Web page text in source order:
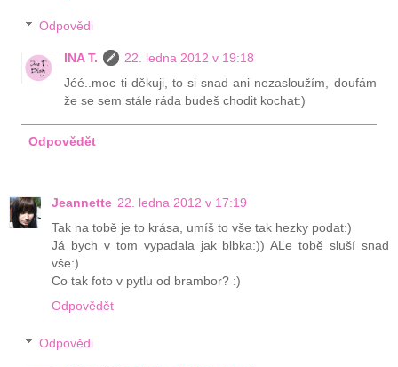
Odpovědi
INA T.
22. ledna 2012 v 19:18
Jéé..moc ti děkuji, to si snad ani nezasloužím, doufám
že se sem stále ráda budeš chodit kochat:)
Odpovědět
Jeannette 22. ledna 2012 v 17:19
Tak na tobě je to krása, umíš to vše tak hezky podat:)
Já bych v tom vypadala jak blbka:)) ALe tobě sluší snad
vše:)
Co tak foto v pytlu od brambor? :)
Odpovědět
Odpovědi